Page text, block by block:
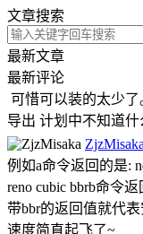
文章搜索
最新文章
最新评论
可惜可以装的太少
导出 计划中不知道
ZjzMisaka
例如a命令返回的是:
reno cubic bbrb命令
带bbr的返回值就代
速度简直起飞了~